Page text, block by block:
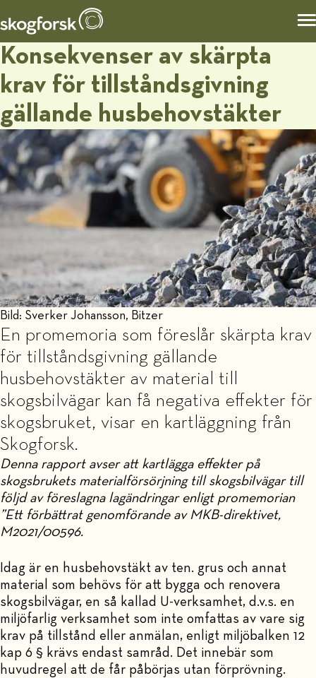
Konsekvenser av skärpta
krav för tillståndsgivning
gällande husbehovstäkter
Bild: Sverker Johansson, Bitzer
En promemoria som föreslår skärpta krav
för tillståndsgivning gällande
husbehovstäkter av material till
skogsbilvägar kan få negativa effekter för
skogsbruket, visar en kartläggning från
Skogforsk.
Denna rapport avser att kartlägga effekter på
skogsbrukets materialförsörjning till skogsbilvägar till
följd av föreslagna lagändringar enligt promemorian
”Ett förbättrat genomförande av MKB-direktivet,
M2021/00596.
Idag är en husbehovstäkt av ten. grus och annat
material som behövs för att bygga och renovera
skogsbilvägar, en så kallad U-verksamhet, d.v.s. en
miljöfarlig verksamhet som inte omfattas av vare sig
krav på tillstånd eller anmälan, enligt miljöbalken 12
kap 6 § krävs endast samråd. Det innebär som
huvudregel att de får påbörjas utan förprövning.